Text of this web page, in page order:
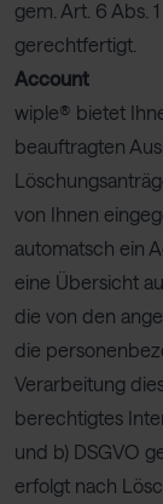
gem. Art. 6 Abs.
gerechtfertigt.
Account
wiple® bietet
beauftragten
von Ihnen
automatsch ein
eine Übersicht
die von den
die
Verarbeitung
berechtigtes
und b) DSGVO
erfolgt nach